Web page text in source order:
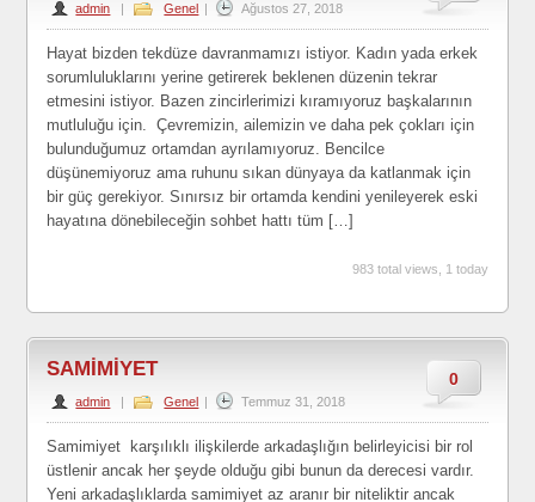
admin | Genel | Ağustos 27, 2018
Hayat bizden tekdüze davranmamızı istiyor. Kadın yada erkek
sorumluluklarını yerine getirerek beklenen düzenin tekrar
etmesini istiyor. Bazen zincirlerimizi kıramıyoruz başkalarının
mutluluğu için. Çevremizin, ailemizin ve daha pek çokları için
bulunduğumuz ortamdan ayrılamıyoruz. Bencilce
düşünemiyoruz ama ruhunu sıkan dünyaya da katlanmak için
bir güç gerekiyor. Sınırsız bir ortamda kendini yenileyerek eski
hayatına dönebileceğin sohbet hattı tüm […]
983 total views, 1 today
0
SAMİMİYET
admin | Genel | Temmuz 31, 2018
Samimiyet karşılıklı ilişkilerde arkadaşlığın belirleyicisi bir rol
üstlenir ancak her şeyde olduğu gibi bunun da derecesi vardır.
Yeni arkadaşlıklarda samimiyet az aranır bir niteliktir ancak